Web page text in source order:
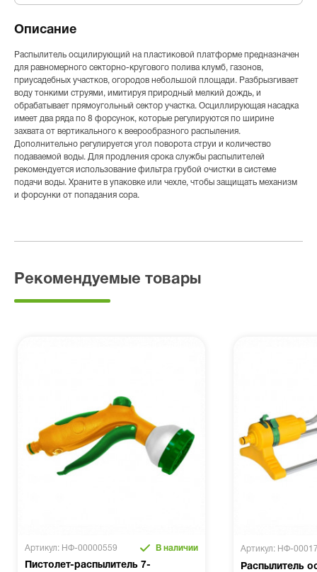
Описание
Распылитель осцилирующий на пластиковой платформе предназначен
для равномерного секторно-кругового полива клумб, газонов,
приусадебных участков, огородов небольшой площади. Разбрызгивает
воду тонкими струями, имитируя природный мелкий дождь, и
обрабатывает прямоугольный сектор участка. Осциллирующая насадка
имеет два ряда по 8 форсунок, которые регулируются по ширине
захвата от вертикального к веерообразного распыления.
Дополнительно регулируется угол поворота струи и количество
подаваемой воды. Для продления срока службы распылителей
рекомендуется использование фильтра грубой очистки в системе
подачи воды. Храните в упаковке или чехле, чтобы защищать механизм
и форсунки от попадания сора.
Рекомендуемые товары
Артикул: НФ-00000559 В наличии
Пистолет-распылитель 7-
Артикул: НФ-
Распылитель